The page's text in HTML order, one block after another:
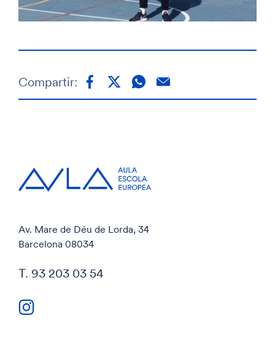
Compartir:
Av. Mare de Déu de Lorda, 34
Barcelona 08034
T. 93 203 03 54